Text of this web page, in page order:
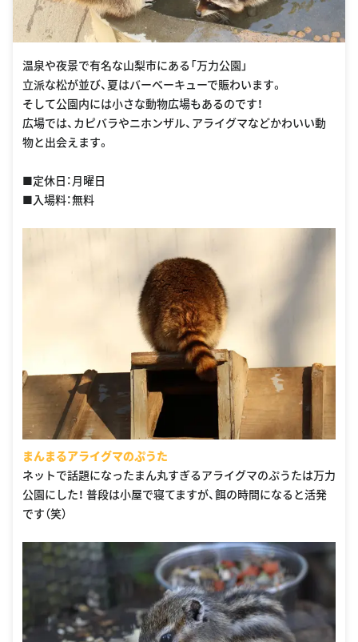
温泉や夜景で有名な山梨市にある「万力公園」
立派な松が並び、夏はバーベーキューで賑わいます。
そして公園内には小さな動物広場もあるのです！
広場では、カピバラやニホンザル、アライグマなどかわいい動
物と出会えます。
■定休日：月曜日
■入場料：無料
まんまるアライグマのぷうた
ネットで話題になったまん丸すぎるアライグマのぷうたは万力
公園にした！ 普段は小屋で寝てますが、餌の時間になると活発
です（笑）